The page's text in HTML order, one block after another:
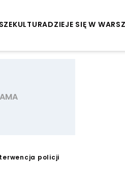
KULTURADZIEJE SIĘ W
policji